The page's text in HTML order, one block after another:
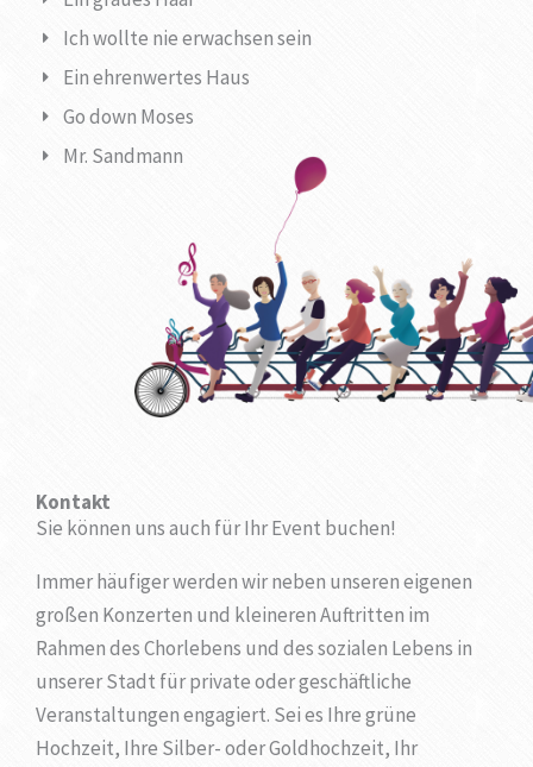
Ich wollte nie erwachsen sein
Ein ehrenwertes Haus
Go down Moses
Mr. Sandmann
Kontakt
Sie können uns auch für Ihr Event buchen!
Immer häufiger werden wir neben unseren eigenen
großen Konzerten und kleineren Auftritten im
Rahmen des Chorlebens und des sozialen Lebens in
unserer Stadt für private oder geschäftliche
Veranstaltungen engagiert. Sei es Ihre grüne
Hochzeit, Ihre Silber- oder Goldhochzeit, Ihr